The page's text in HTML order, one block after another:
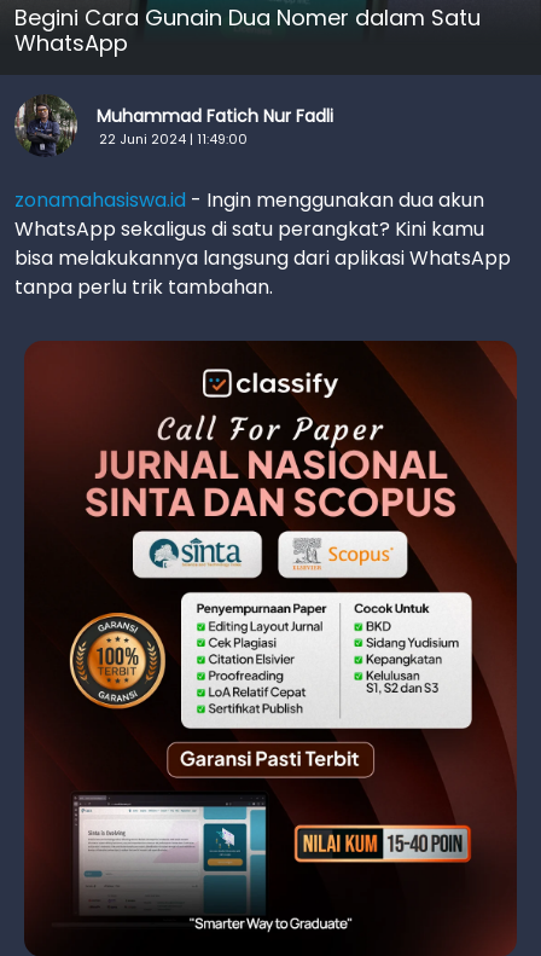
Begini Cara Gunain Dua Nomer dalam Satu
WhatsApp
Muhammad Fatich Nur Fadli
22 Juni 2024 | 11:49:00
zonamahasiswa.id - Ingin menggunakan dua akun
WhatsApp sekaligus di satu perangkat? Kini kamu
bisa melakukannya langsung dari aplikasi WhatsApp
tanpa perlu trik tambahan.